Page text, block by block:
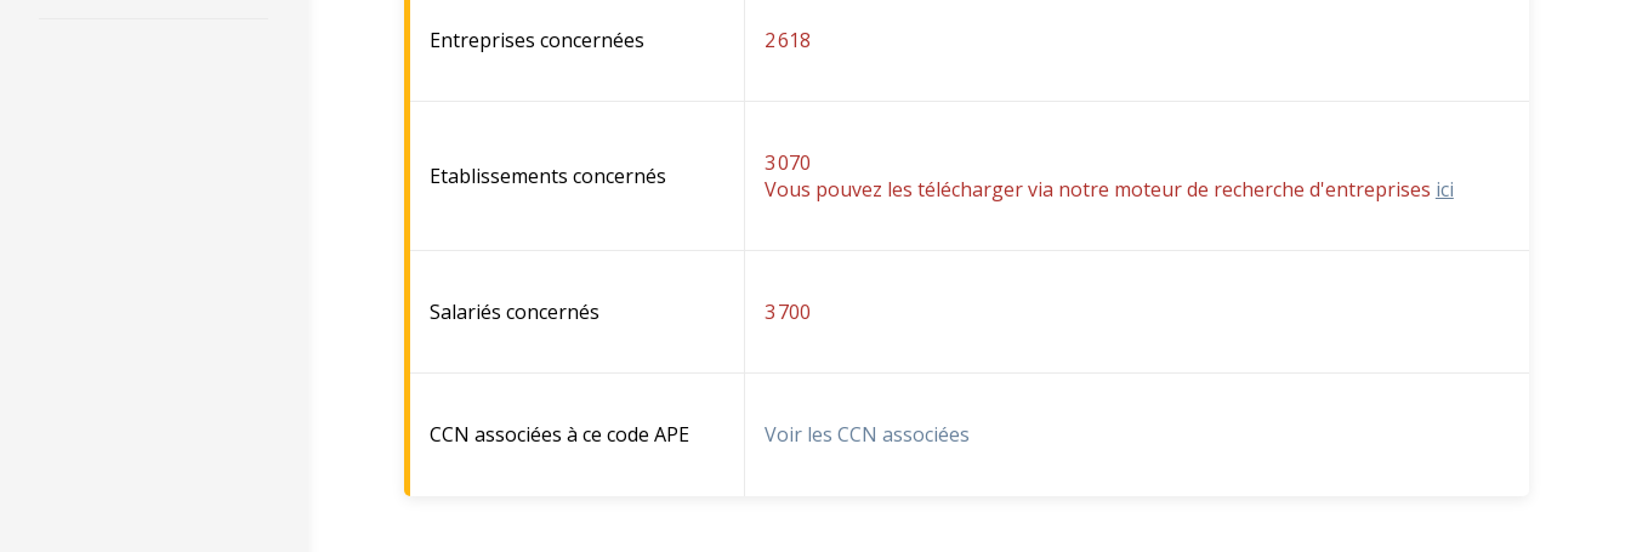
Entreprises concernées 2 618
Etablissements concernés
3 070
Vous pouvez les télécharger via notre moteur de recherche d'entreprises ici
Salariés concernés 3 700
CCN associées à ce code APE Voir les CCN associées